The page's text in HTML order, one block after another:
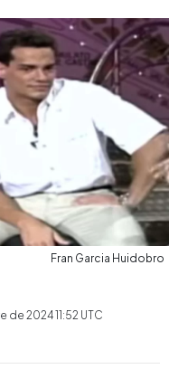
Fran Garcia Huidobro
2024 11:52 UTC